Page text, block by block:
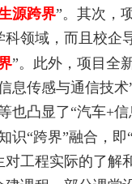
源跨界”。其次，
科领域，而且校企
”。此外，项目全
息传感与通信技术
也凸显了“汽车+信
识“跨界”融合，即
对工程实际的了解